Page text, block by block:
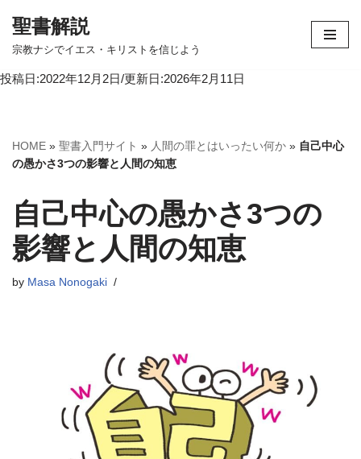
コ
テ
へ
ス
プ
聖書解説
宗教ナシでイエス・キリストを信じよう
投稿日:2022年12月2日/更新日:2026年2月11日
HOME » 聖書入門サイト » 人間の罪とはいったい何か » 自己中心
の愚かさ3つの影響と人間の知恵
自己中心の愚かさ3つの
影響と人間の知恵
by Masa Nonogaki